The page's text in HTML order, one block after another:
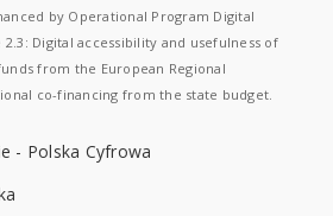
by Operational Program Digital
2.3: Digital accessibility and usefulness of
from the European Regional
co-financing from the state budget.